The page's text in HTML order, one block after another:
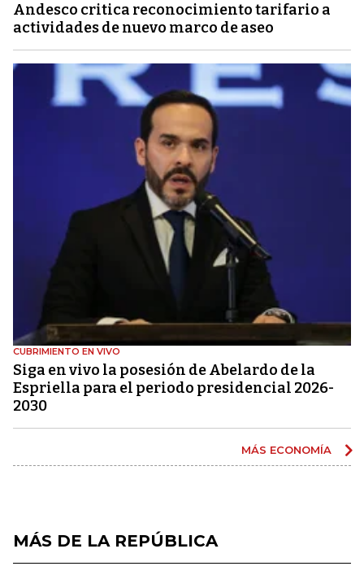
Andesco critica reconocimiento tarifario a
actividades de nuevo marco de aseo
CUBRIMIENTO EN VIVO
Siga en vivo la posesión de Abelardo de la
Espriella para el periodo presidencial 2026-
2030
MÁS ECONOMÍA
MÁS DE LA REPÚBLICA